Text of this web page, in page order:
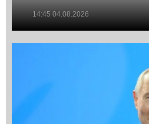
14:45 04.08.2026